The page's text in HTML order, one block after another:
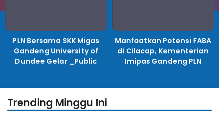
PLN Bersama SKK Migas
Gandeng University of
Dundee Gelar _Public
Lecture_, Kolaborasi
Manfaatkan Potensi FABA
di Cilacap, Kementerian
Imipas Gandeng PLN
Trending Minggu Ini